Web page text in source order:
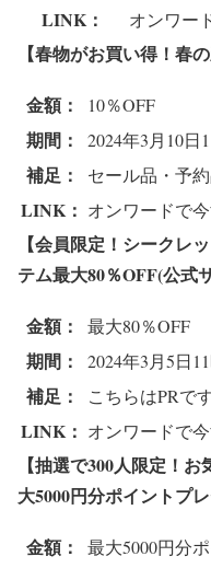
LINK： オンワー
【春物がお買い得！春
金額： 10％OFF
期間： 2024年3月10日
補足： セール品・予
LINK： オンワードで
【会員限定！シークレ
テム最大80％OFF(公式
金額： 最大80％OFF
期間： 2024年3月5日
補足： こちらはPRで
LINK： オンワードで
【抽選で300人限定！
大5000円分ポイントプ
金額： 最大5000円分